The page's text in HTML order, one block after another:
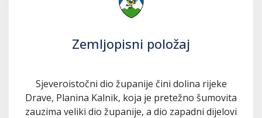
Zemljopisni položaj
Sjeveroistočni dio županije čini dolina rijeke
Drave, Planina Kalnik, koja je pretežno šumovita
zauzima veliki dio županije, a dio zapadni dijelovi